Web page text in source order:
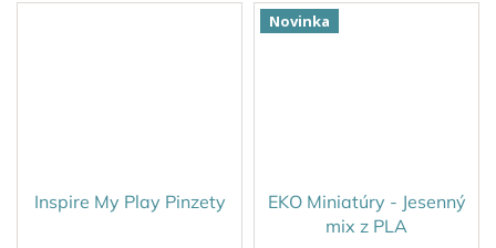
Inspire My Play Pinzety
Novinka
EKO Miniatúry - Jesenný
mix z PLA